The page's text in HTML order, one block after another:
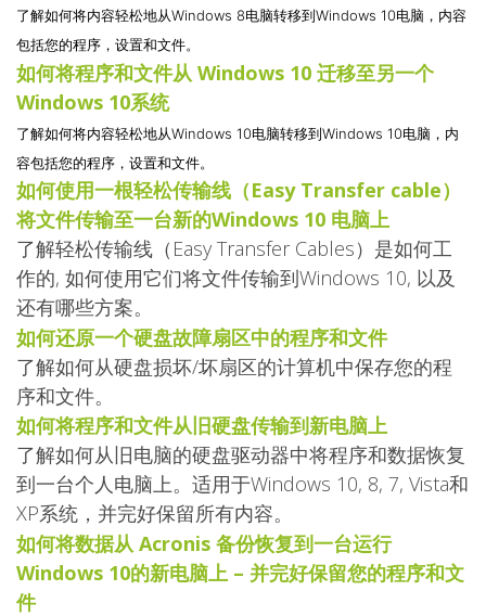
了解如何将内容轻松地从Windows 8电脑转移到Windows 10电脑，内容
包括您的程序，设置和文件。
如何将程序和文件从 Windows 10 迁移至另一个
Windows 10系统
了解如何将内容轻松地从Windows 10电脑转移到Windows 10电脑，内
容包括您的程序，设置和文件。
如何使用一根轻松传输线（Easy Transfer cable）
将文件传输至一台新的Windows 10 电脑上
了解轻松传输线（Easy Transfer Cables）是如何工
作的, 如何使用它们将文件传输到Windows 10, 以及
还有哪些方案。
如何还原一个硬盘故障扇区中的程序和文件
了解如何从硬盘损坏/坏扇区的计算机中保存您的程
序和文件。
如何将程序和文件从旧硬盘传输到新电脑上
了解如何从旧电脑的硬盘驱动器中将程序和数据恢复
到一台个人电脑上。适用于Windows 10, 8, 7, Vista和
XP系统，并完好保留所有内容。
如何将数据从 Acronis 备份恢复到一台运行
Windows 10的新电脑上 – 并完好保留您的程序和文
件